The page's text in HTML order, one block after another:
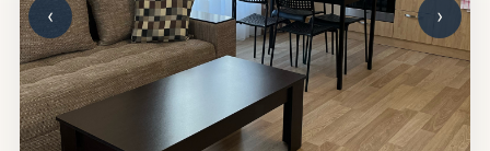
‹ ›